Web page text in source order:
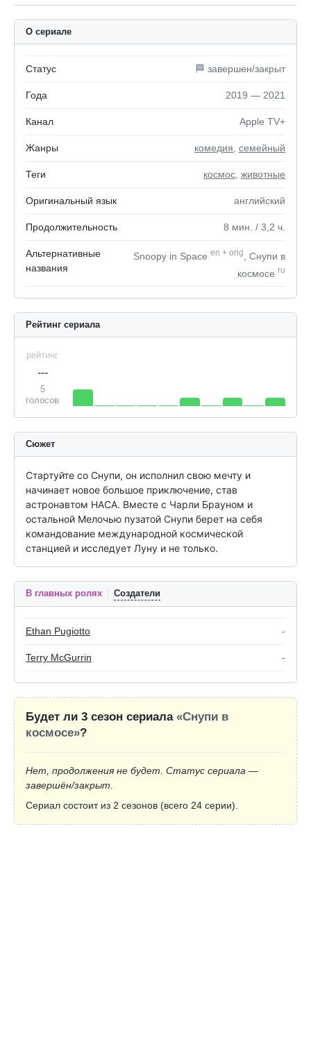
О сериале
Статус 🏁 завершен/закрыт
Года 2019 — 2021
Канал Apple TV+
Жанры комедия семейный
Теги космос животные
Оригинальный язык английский
Продолжительность 8 мин. / 3,2 ч.
Альтернативные
названия
Snoopy in Space en + orig
, Снупи в
космосе ru
Рейтинг сериала
рейтинг
---
5
голосов
Сюжет
Стартуйте со Снупи, он исполнил свою мечту и
начинает новое большое приключение, став
астронавтом НАСА. Вместе с Чарли Брауном и
остальной Мелочью пузатой Снупи берет на себя
командование международной космической
станцией и исследует Луну и не только.
В главных ролях Создатели
Ethan Pugiotto -
Terry McGurrin -
Будет ли 3 сезон сериала «Снупи в
космосе»?
Нет, продолжения не будет. Статус сериала —
завершён/закрыт.
Сериал состоит из 2 сезонов (всего 24 серии).